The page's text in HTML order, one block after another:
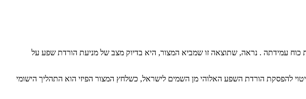
כוח עמידתה . נראה, שתוצאה זו שמביא המצור, היא בדיוק מצב של מניעת הורדת שפע על
להפסקת הורדת השפע האלוהי מן השמים לישראל, כשלחץ המצור הפיזי הוא התהליך הישומי